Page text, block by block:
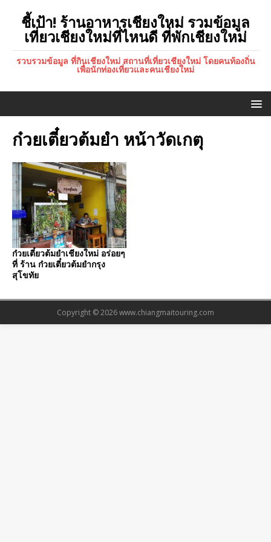
ชี้เป้า! ร้านอาหารเชียงใหม่ รวมข้อมูล
เที่ยวเชียงใหม่ที่ไหนดี ที่พักเชียงใหม่
รวบรวมข้อมูล ที่กินเชียงใหม่ สถานที่เที่ยวเชียงใหม่ โดยคนท้องถิ่น
เพื่อนักท่องเที่ยวและคนเชียงใหม่
ก๋วยเตี๋ยวต้มยำ หน้าวัดเกตุ
ก๋วยเตี๋ยวต้มยำเชียงใหม่ อร่อยๆ
ที่ ร้าน ก๋วยเตี๋ยวต้มยำกรุง
สุโขทัย
Copyright © 2026www.chiangmaitouring.com